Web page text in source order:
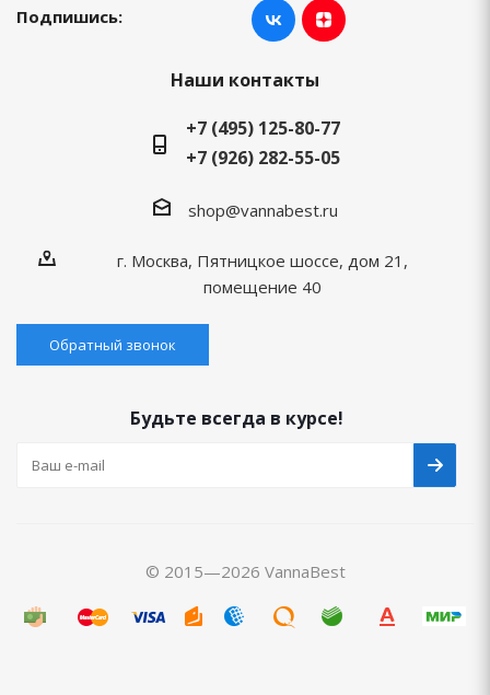
Подпишись:
Наши контакты
+7 (495) 125-80-77
+7 (926) 282-55-05
shop@vannabest.ru
г. Москва, Пятницкое шоссе, дом 21,
помещение 40
Обратный звонок
Будьте всегда в курсе!
© 2015—2026 VannaBest